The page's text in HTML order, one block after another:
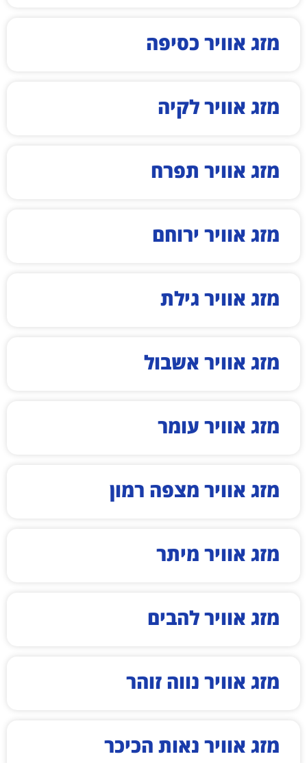
מזג אוויר כסיפה
מזג אוויר לקיה
מזג אוויר תפרח
מזג אוויר ירוחם
מזג אוויר גילת
מזג אוויר אשבול
מזג אוויר עומר
מזג אוויר מצפה רמון
מזג אוויר מיתר
מזג אוויר להבים
מזג אוויר נווה זוהר
מזג אוויר נאות הכיכר